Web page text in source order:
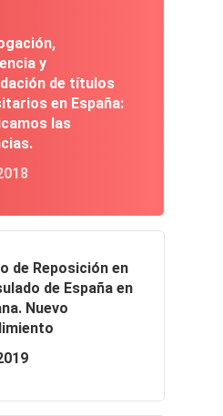
y
de títulos
en España:
las
de Reposición en
de España en
Nuevo